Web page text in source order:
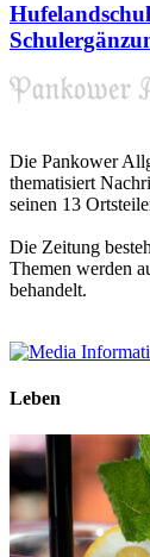
Die Pankower
thematisiert
seinen 13
Die Zeitung
Themen werden
behandelt.
Leben